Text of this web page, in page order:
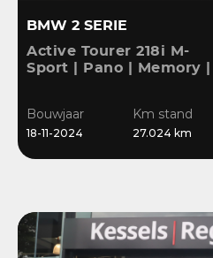
BMW 2 SERIE
Active Tourer 218i M-
Sport | Pano | Memory |
Massage |
Stuur/Stoelverwarming |
Bouwjaar
18-11-2024
Km stand
27.024 km